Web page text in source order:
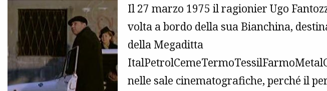
Il 27 marzo 1975 il ragionier Ugo
volta a bordo della sua Bianchina,
della Megaditta
nelle sale cinematografiche, perché il